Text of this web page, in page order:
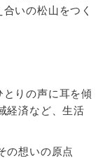
いの松山をつく
りの声に耳を傾
経済など、生活
の想いの原点